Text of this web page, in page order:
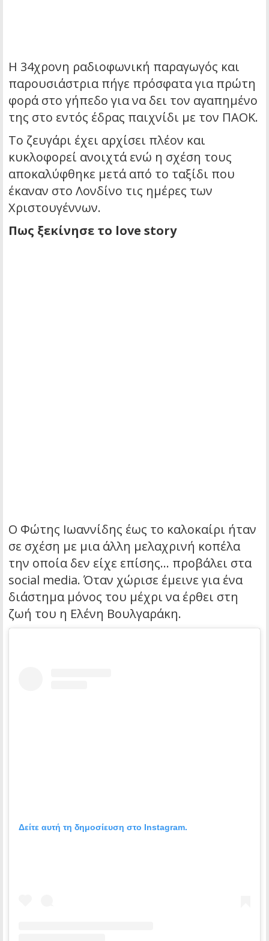
Η 34χρονη ραδιοφωνική παραγωγός και
παρουσιάστρια πήγε πρόσφατα για πρώτη
φορά στο γήπεδο για να δει τον αγαπημένο
της στο εντός έδρας παιχνίδι με τον ΠΑΟΚ.
Το ζευγάρι έχει αρχίσει πλέον και
κυκλοφορεί ανοιχτά ενώ η σχέση τους
αποκαλύφθηκε μετά από το ταξίδι που
έκαναν στο Λονδίνο τις ημέρες των
Χριστουγέννων.
Πως ξεκίνησε το love story
Ο Φώτης Ιωαννίδης έως το καλοκαίρι ήταν
σε σχέση με μια άλλη μελαχρινή κοπέλα
την οποία δεν είχε επίσης… προβάλει στα
social media. Όταν χώρισε έμεινε για ένα
διάστημα μόνος του μέχρι να έρθει στη
ζωή του η Ελένη Βουλγαράκη.
Δείτε αυτή τη δημοσίευση στο Instagram.